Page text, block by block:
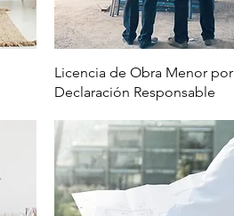
Vista rápida
Licencia de Obra Menor por
Declaración Responsable